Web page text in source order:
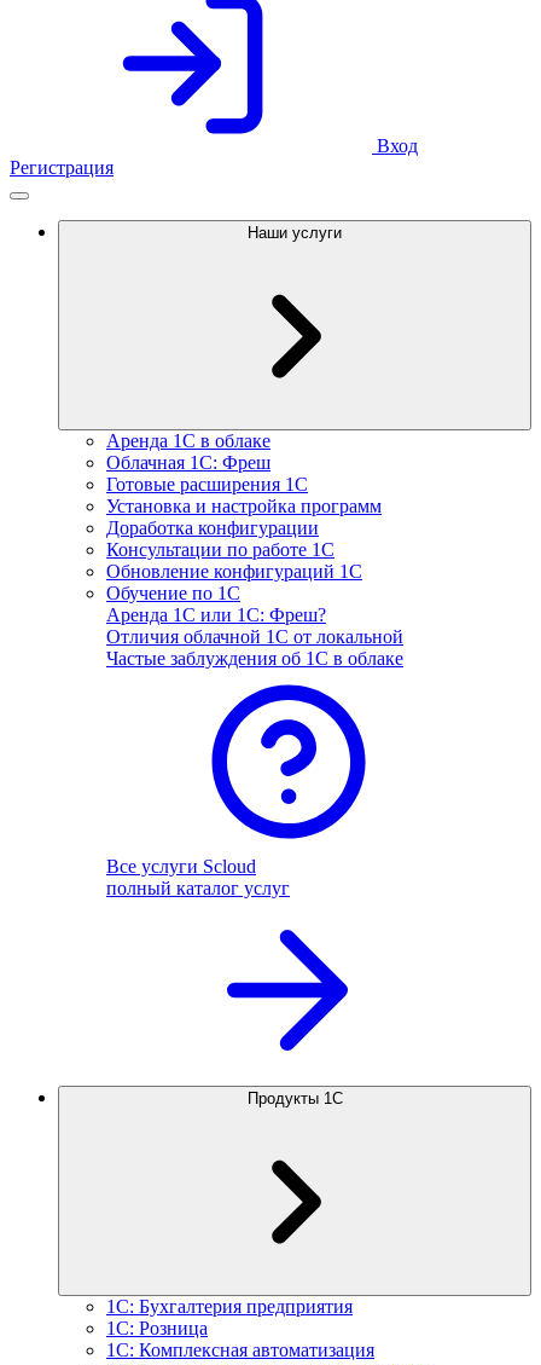
Вход
Регистрация
Наши услуги
Аренда 1С в облаке
Облачная 1С: Фреш
Готовые расширения 1С
Установка и настройка программ
Доработка конфигурации
Консультации по работе 1С
Обновление конфигураций 1С
Обучение по 1С
Аренда 1С или 1С: Фреш?
Отличия облачной 1С от локальной
Частые заблуждения об 1С в облаке
Все услуги Scloud
полный каталог услуг
Продукты 1С
1С: Бухгалтерия предприятия
1С: Розница
1С: Комплексная автоматизация